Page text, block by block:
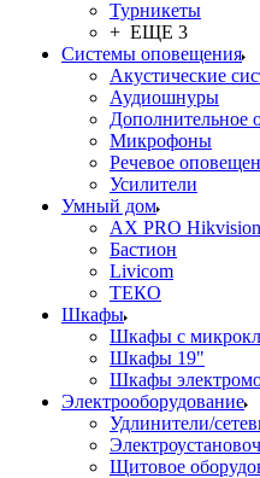
Турникеты
+ ЕЩЕ 3
Системы оповещения
Акустические
Аудиошнуры
Дополнительное
Микрофоны
Речевое
Усилители
Умный дом
AX PRO Hikvision
Бастион
Livicom
ТЕКО
Шкафы
Шкафы с
Шкафы 19"
Шкафы
Электрооборудование
Удлинители/
Щитовое